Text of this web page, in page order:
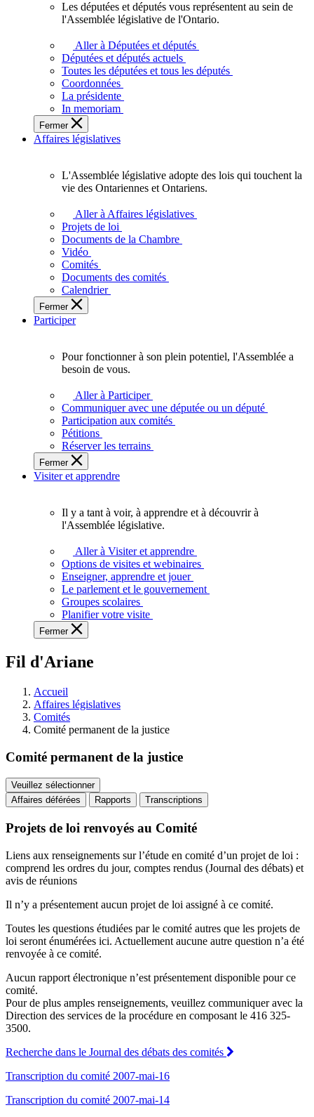
députés
vous
représentent
sein
de
l'Assemblée
législative
l'Ontario.
Les députées et députés vous représentent au sein de
l'Assemblée législative de l'Ontario.
Aller à Députées et députés
Députées et députés actuels
Toutes les députées et tous les députés
Coordonnées
La présidente
In memoriam
Fermer
Affaires législatives
L'Assemblée
adopte
touchent
des
Ontariennes
et
L'Assemblée législative adopte des lois qui touchent la
vie des Ontariennes et Ontariens.
Aller à Affaires législatives
Projets de loi
Documents de la Chambre
Vidéo
Comités
Documents des comités
Calendrier
Fermer
Participer
plein
potentiel,
l'Assemblée
a
besoin
de
Pour fonctionner à son plein potentiel, l'Assemblée a
besoin de vous.
Aller à Participer
Communiquer avec une députée ou un député
Participation aux comités
Pétitions
Réserver les terrains
Fermer
Visiter et apprendre
voir,
apprendre
et
à
à
législative.
Il y a tant à voir, à apprendre et à découvrir à
l'Assemblée législative.
Aller à Visiter et apprendre
Options de visites et webinaires
Enseigner, apprendre et jouer
Le parlement et le gouvernement
Groupes scolaires
Planifier votre visite
Fermer
Fil d'Ariane
Accueil
Affaires législatives
Comités
Comité permanent de la justice
Comité permanent de la justice
Veuillez sélectionner
Affaires déférées
Rapports Transcriptions
Projets de loi renvoyés au Comité
Liens aux renseignements sur l’étude en comité d’un projet de loi :
comprend les ordres du jour, comptes rendus (Journal des débats) et
avis de réunions
Il n’y a présentement aucun projet de loi assigné à ce comité.
Toutes les questions étudiées par le comité autres que les projets de
loi seront énumérées ici. Actuellement aucune autre question n’a été
renvoyée à ce comité.
Aucun rapport électronique n’est présentement disponible pour ce
comité.
Pour de plus amples renseignements, veuillez communiquer avec la
Direction des services de la procédure en composant le 416 325-
3500.
Recherche dans le Journal des débats des comités
Transcription du comité 2007-mai-16
Transcription du comité 2007-mai-14